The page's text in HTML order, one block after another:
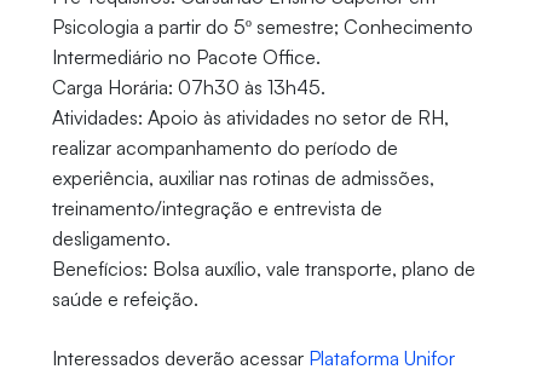
Psicologia a partir do 5º semestre; Conhecimento
Intermediário no Pacote Office.
Carga Horária: 07h30 às 13h45.
Atividades: Apoio às atividades no setor de RH,
realizar acompanhamento do período de
experiência, auxiliar nas rotinas de admissões,
treinamento/integração e entrevista de
desligamento.
Benefícios: Bolsa auxílio, vale transporte, plano de
saúde e refeição.
Interessados deverão acessar Plataforma Unifor